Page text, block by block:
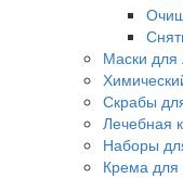
Маски для
Скрабы
Лечебная
Наборы
Крема для